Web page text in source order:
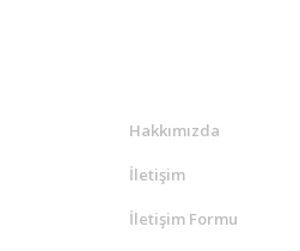
Hakkımızda
İletişim
İletişim Formu